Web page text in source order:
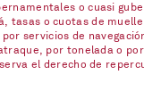
o cuasi
o cuotas de
servicios de
por tonelada o
el derecho de